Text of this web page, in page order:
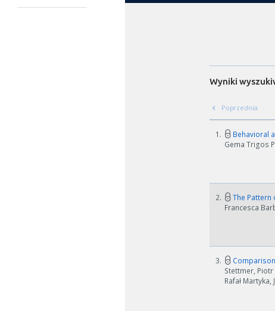
Wyniki
Poprzednia
1. Behavioral
Gema Trigos
2. The Pattern
Francesca
3.
Stettmer, Piotr
Rafał